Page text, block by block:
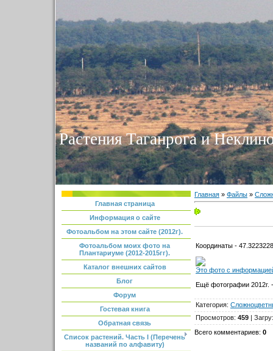
Растения Таганрога и
Главная страница
Информация о сайте
Фотоальбом на этом сайте (2012г).
Фотоальбом моих фото на
Плантариуме (2012-2015гг).
Каталог внешних сайтов
Блог
Форум
Гостевая книга
Обратная связь
Список растений. Часть I (Перечень
названий по алфавиту)
Главная » Файлы »
Координаты -
Это фото с
Ещё фотографии 2012г.
Категория:
Просмотров: 459 |
Всего комментариев: 0